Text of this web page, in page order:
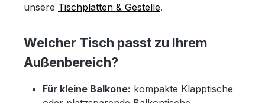
unsere Tischplatten & Gestelle.
Welcher Tisch passt zu Ihrem
Außenbereich?
Für kleine Balkone: kompakte Klapptische